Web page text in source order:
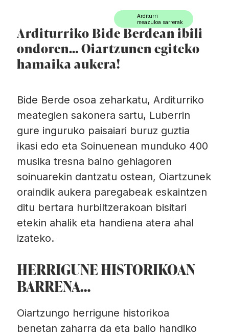
Ir directamente al contenido
Arditurri
meazuloa sarrerak
Arditurriko Bide Berdean ibili
ondoren… Oiartzunen egiteko
hamaika aukera!
Bide Berde osoa zeharkatu, Arditurriko
meategien sakonera sartu, Luberrin
gure inguruko paisaiari buruz guztia
ikasi edo eta Soinuenean munduko 400
musika tresna baino gehiagoren
soinuarekin dantzatu ostean, Oiartzunek
oraindik aukera paregabeak eskaintzen
ditu bertara hurbiltzerakoan bisitari
etekin ahalik eta handiena atera ahal
izateko.
HERRIGUNE HISTORIKOAN
BARRENA…
Oiartzungo herrigune historikoa
benetan zaharra da eta balio handiko